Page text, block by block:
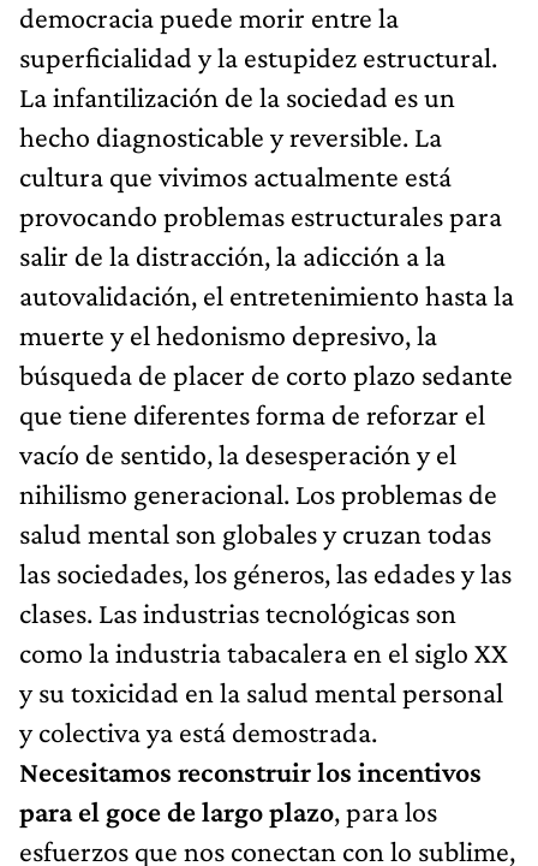
democracia puede morir entre la
superficialidad y la estupidez estructural.
La infantilización de la sociedad es un
hecho diagnosticable y reversible. La
cultura que vivimos actualmente está
provocando problemas estructurales para
salir de la distracción, la adicción a la
autovalidación, el entretenimiento hasta la
muerte y el hedonismo depresivo, la
búsqueda de placer de corto plazo sedante
que tiene diferentes forma de reforzar el
vacío de sentido, la desesperación y el
nihilismo generacional. Los problemas de
salud mental son globales y cruzan todas
las sociedades, los géneros, las edades y las
clases. Las industrias tecnológicas son
como la industria tabacalera en el siglo XX
y su toxicidad en la salud mental personal
y colectiva ya está demostrada.
Necesitamos reconstruir los incentivos
para el goce de largo plazo, para los
esfuerzos que nos conectan con lo sublime,